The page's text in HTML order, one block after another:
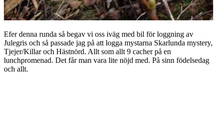
Efer denna runda så begav vi oss iväg med bil för loggning av
Julegris och så passade jag på att logga mystarna Skarlunda mystery,
Tjejer/Killar och Hästnörd. Allt som allt 9 cacher på en
lunchpromenad. Det får man vara lite nöjd med. På sinn födelsedag
och allt.